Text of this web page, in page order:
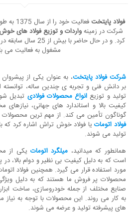
فولاد پایتخت
فعالیت
شرکت در زمینهواردات و توزیع فولاد های
کرد. و در حال حاضر با بیش از 25 سال سابقه در تامین
مشغول به فعالیت می
شرکت فولاد پایتخت، به عنوان یکی از پیشروان
بر دانش فنی و تجربه‌ ی چندین ساله، توانسته
تولید و توزیع انواع محصولات فولادی تبدیل
کیفیت بالا و استاندارد های جهانی،
گوناگون تأمین می‌ کند. از مهم‌ ترین محصولات
فولاد اتوماتیا فولاد خوش تراش اشاره کرد که
تولید می‌ شوند.
همانطور که میدانید، میلگرد اتومات یکی از
است که به دلیل کیفیت بی ‌نظیر و دوام بالا،
مورد استفاده قرار می ‌گیرد. همچنین فولاد
محصولات پر فروش ما هستند که به دلیل
صنایع مختلف از جمله خودروسازی، ساخت
به کار می‌ روند. این محصولات با توجه به نیاز
های پیشرفته تولید و عرضه می ‌شوند.